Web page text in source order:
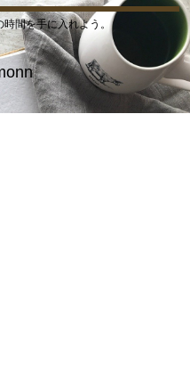
時間を手に入れよう。